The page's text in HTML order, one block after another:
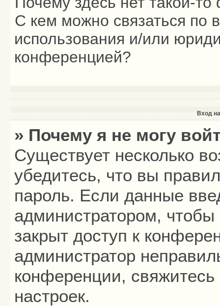
С кем можно связаться по
использования и/или
конференцией?
Вход
» Почему я не могу
Существует несколько
убедитесь, что вы
пароль. Если данные
администратором,
закрыт доступ к
администратор
конференции,
настроек.